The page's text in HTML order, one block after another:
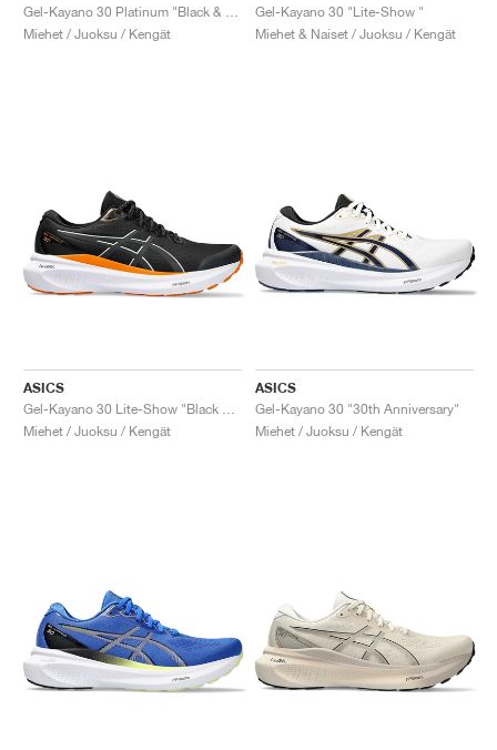
Miehet / Juoksu / Kengät
Gel-Kayano 30 "Lite-Show "
Miehet & Naiset / Juoksu / Kengät
ASICS
Miehet / Juoksu / Kengät
ASICS
Gel-Kayano 30 "30th Anniversary"
Miehet / Juoksu / Kengät